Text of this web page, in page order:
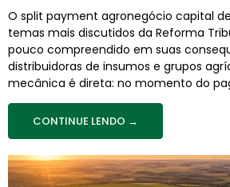
O split payment agronegócio capital
temas mais discutidos da Reforma
pouco compreendido em suas
distribuidoras de insumos e grupos
mecânica é direta: no momento do
CONTINUE LENDO →